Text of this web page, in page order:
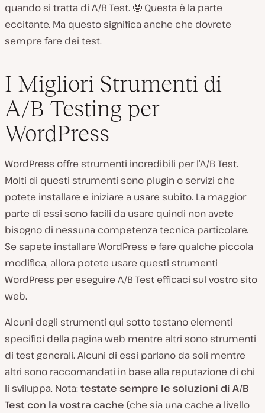
quando si tratta di A/B Test. 🤓 Questa è la parte
eccitante. Ma questo significa anche che dovrete
sempre fare dei test.
I Migliori Strumenti di
A/B Testing per
WordPress
WordPress offre strumenti incredibili per l’A/B Test.
Molti di questi strumenti sono plugin o servizi che
potete installare e iniziare a usare subito. La maggior
parte di essi sono facili da usare quindi non avete
bisogno di nessuna competenza tecnica particolare.
Se sapete installare WordPress e fare qualche piccola
modifica, allora potete usare questi strumenti
WordPress per eseguire A/B Test efficaci sul vostro sito
web.
Alcuni degli strumenti qui sotto testano elementi
specifici della pagina web mentre altri sono strumenti
di test generali. Alcuni di essi parlano da soli mentre
altri sono raccomandati in base alla reputazione di chi
li sviluppa. Nota: testate sempre le soluzioni di A/B
Test con la vostra cache (che sia una cache a livello